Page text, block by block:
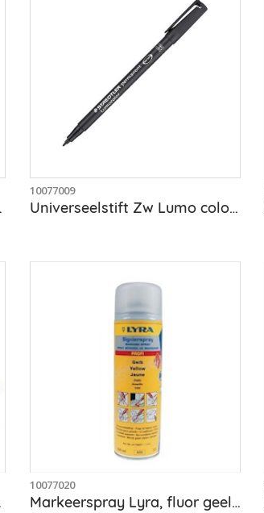
Universeelstift Zw Lumo color 0,4 waterbest.
10077009
Markeerspray Lyra, fluor geel, bus 500 ml
10077020